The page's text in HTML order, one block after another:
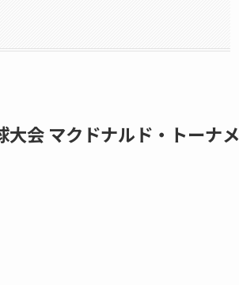
会 マクドナルド・トーナメ